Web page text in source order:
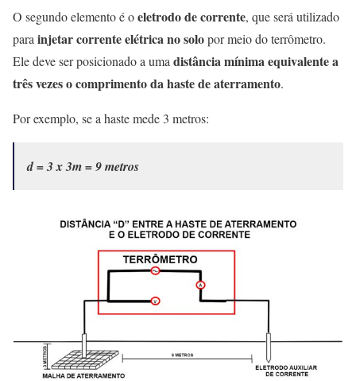
O segundo elemento é oeletrodo de corrente, que será utilizado
para injetar corrente elétrica no solopor meio do terrômetro.
Ele deve ser posicionado a uma distância mínima equivalente a
três vezes o comprimento da haste de aterramento.
Por exemplo, se a haste mede 3 metros:
d = 3 x 3m = 9 metros